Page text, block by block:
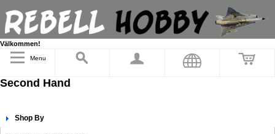
Välkommen!
Menu
Second Hand
Shop By